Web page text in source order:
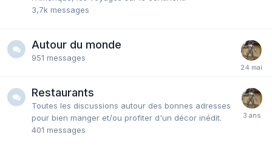
3,7k messages
Autour du monde
951 messages
Restaurants
Toutes les discussions autour des bonnes adresses
pour bien manger et/ou profiter d'un décor inédit.
401 messages